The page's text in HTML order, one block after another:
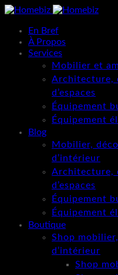
En Bref
À Propos
Services
Mobilier et
Architecture,
d’espaces
Équipement
Équipement
Blog
Mobilier,
d’intérieur
Architecture,
d’espaces
Équipement
Équipement
Boutique
Shop
d’intérieur
Shop